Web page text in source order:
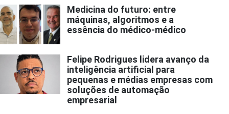
Medicina do futuro: entre
máquinas, algoritmos e a
essência do médico-médico
Felipe Rodrigues lidera avanço da
inteligência artificial para
pequenas e médias empresas com
soluções de automação
empresarial